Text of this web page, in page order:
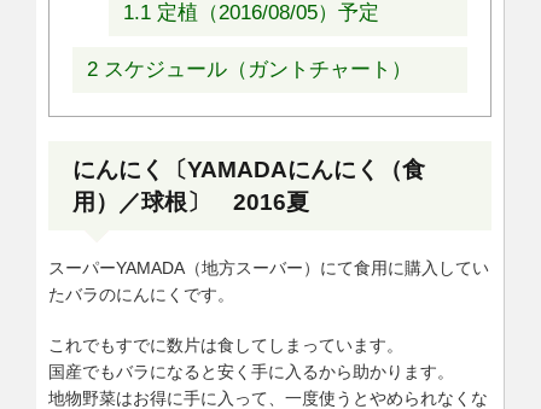
1.1 定植（2016/08/05）予定
2 スケジュール（ガントチャート）
にんにく〔YAMADAにんにく（食
用）／球根〕 2016夏
スーパーYAMADA（地方スーバー）にて食用に購入してい
たバラのにんにくです。
これでもすでに数片は食してしまっています。
国産でもバラになると安く手に入るから助かります。
地物野菜はお得に手に入って、一度使うとやめられなくな